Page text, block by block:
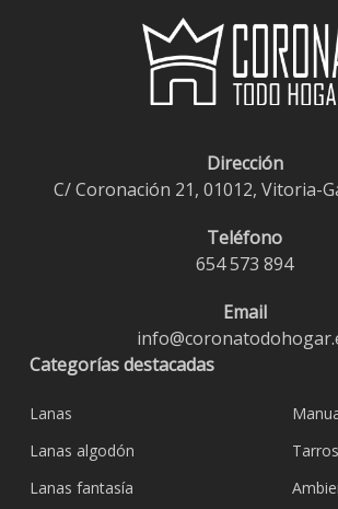
Dirección
C/ Coronación 21, 01012, Vitoria-
Teléfono
654 573 894
Email
Categorías destacadas
Lanas
Lanas algodón
Lanas fantasía